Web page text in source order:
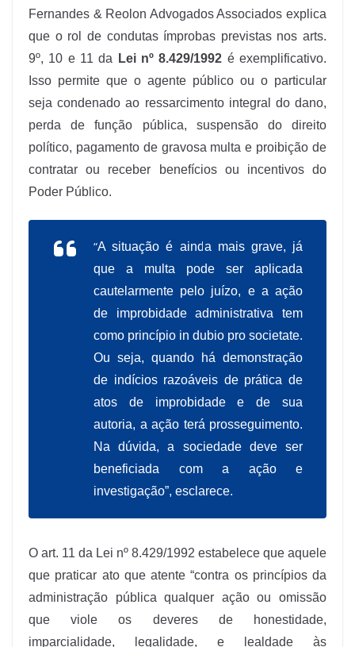
Fernandes & Reolon Advogados Associados explica
que o rol de condutas ímprobas previstas nos arts.
9º, 10 e 11 da
Lei nº 8.429/1992 é exemplificativo.
Isso permite que o agente público ou o particular
seja condenado ao ressarcimento integral do dano,
perda de função pública, suspensão do direito
político, pagamento de gravosa multa e proibição de
contratar ou receber benefícios ou incentivos do
Poder Público.
“A situação é ainda mais grave, já
que a multa pode ser aplicada
cautelarmente pelo juízo, e a ação
de improbidade administrativa tem
como princípio in dubio pro societate.
Ou seja, quando há demonstração
de indícios razoáveis de prática de
atos de improbidade e de sua
autoria, a ação terá prosseguimento.
Na dúvida, a sociedade deve ser
beneficiada com a ação e
investigação”, esclarece.
O art. 11 da Lei nº 8.429/1992 estabelece que aquele
que praticar ato que atente “contra os princípios da
administração pública qualquer ação ou omissão
que viole os deveres de honestidade,
imparcialidade, legalidade, e lealdade às